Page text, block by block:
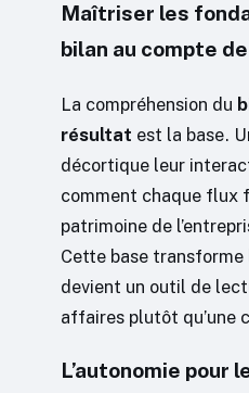
Maîtriser les
bilan au compte
La compréhension du
résultat est la base.
décortique leur
comment chaque flux
patrimoine de
Cette base
devient un outil de
affaires plutôt qu’une
L’autonomie pour